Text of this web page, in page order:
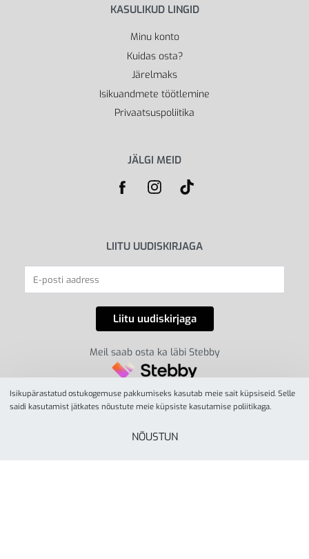
KASULIKUD LINGID
Minu konto
Kuidas osta?
Järelmaks
Isikuandmete töötlemine
Privaatsuspoliitika
JÄLGI MEID
LIITU UUDISKIRJAGA
Meil saab osta ka läbi Stebby
Isikupärastatud ostukogemuse pakkumiseks kasutab meie sait küpsiseid. Selle
saidi kasutamist jätkates nõustute meie küpsiste kasutamise poliitikaga.
NÕUSTUN